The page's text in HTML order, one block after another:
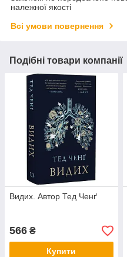
належної якості
Всі умови повернення
Подібні товари компанії
Видих. Автор Тед Ченґ
566 ₴
Купити